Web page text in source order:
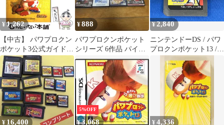
¥1,262
【中古】 パワプロクン
ポケット3公式ガイド
(KONAMI official guide
公式ガイドシリーズ) /
コナミ / コナミ
¥888
パワプロクンポケット
シリーズ 6作品 パイロ
ットになろう！2
¥2,840
ニンテンドーDS / パワ
プロクンポケット13 /
箱、説明書なし / 起動
確認済み
¥ 16,400
5%OFF
¥3,068 ¥4,336